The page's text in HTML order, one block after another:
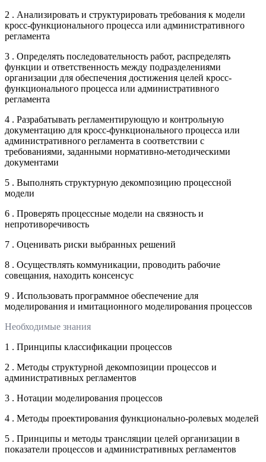
2 . Анализировать и структурировать требования к модели
кросс-функционального процесса или административного
регламента
3 . Определять последовательность работ, распределять
функции и ответственность между подразделениями
организации для обеспечения достижения целей кросс-
функционального процесса или административного
регламента
4 . Разрабатывать регламентирующую и контрольную
документацию для кросс-функционального процесса или
административного регламента в соответствии с
требованиями, заданными нормативно-методическими
документами
5 . Выполнять структурную декомпозицию процессной
модели
6 . Проверять процессные модели на связность и
непротиворечивость
7 . Оценивать риски выбранных решений
8 . Осуществлять коммуникации, проводить рабочие
совещания, находить консенсус
9 . Использовать программное обеспечение для
моделирования и имитационного моделирования процессов
Необходимые знания
1 . Принципы классификации процессов
2 . Методы структурной декомпозиции процессов и
административных регламентов
3 . Нотации моделирования процессов
4 . Методы проектирования функционально-ролевых моделей
5 . Принципы и методы трансляции целей организации в
показатели процессов и административных регламентов